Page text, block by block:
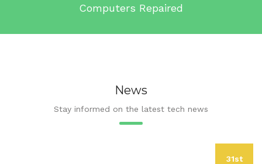
Computers Repaired
News
Stay informed on the latest tech news
31st